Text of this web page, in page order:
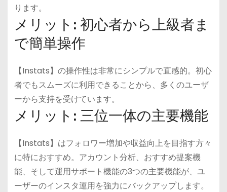
ります。
メリット: 初心者から上級者ま
で簡単操作
【Instats】の操作性は非常にシンプルで直感的。初心
者でもスムーズに利用できることから、多くのユーザ
ーから支持を受けています。
メリット: 三位一体の主要機能
【Instats】はフォロワー増加や収益向上を目指す方々
に特におすすめ。アカウント分析、おすすめ提案機
能、そして運用サポート機能の3つの主要機能が、ユ
ーザーのインスタ運用を強力にバックアップします。